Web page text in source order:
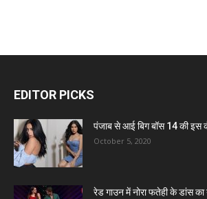
EDITOR PICKS
पंजाब से आई बिग बॉस 14 की इस
October 5, 2020
रेड गाउन में नोरा फतेही के डांस का